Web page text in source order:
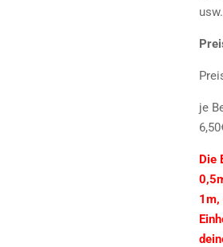
usw.
je
Die
1m,